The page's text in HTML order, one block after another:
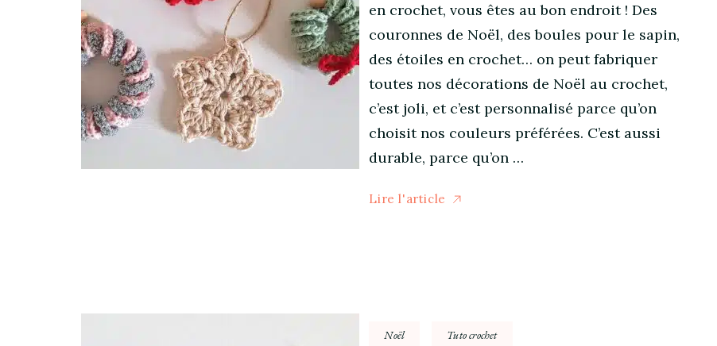
en crochet, vous êtes au bon endroit ! Des
couronnes de Noël, des boules pour le sapin,
des étoiles en crochet… on peut fabriquer
toutes nos décorations de Noël au crochet,
c’est joli, et c’est personnalisé parce qu’on
choisit nos couleurs préférées. C’est aussi
durable, parce qu’on …
Lire l'article
Noël Tuto crochet